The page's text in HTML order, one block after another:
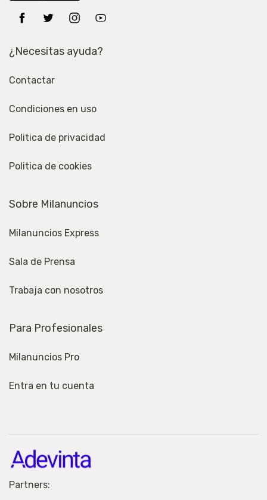
¿Necesitas ayuda?
Contactar
Condiciones en uso
Politica de privacidad
Politica de cookies
Sobre Milanuncios
Milanuncios Express
Sala de Prensa
Trabaja con nosotros
Para Profesionales
Milanuncios Pro
Entra en tu cuenta
Partners: